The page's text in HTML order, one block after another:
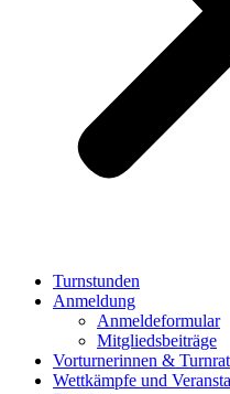
Turnstunden
Anmeldung
Anmeldeformular
Mitgliedsbeiträge
Vorturnerinnen & Turnrat
Wettkämpfe und